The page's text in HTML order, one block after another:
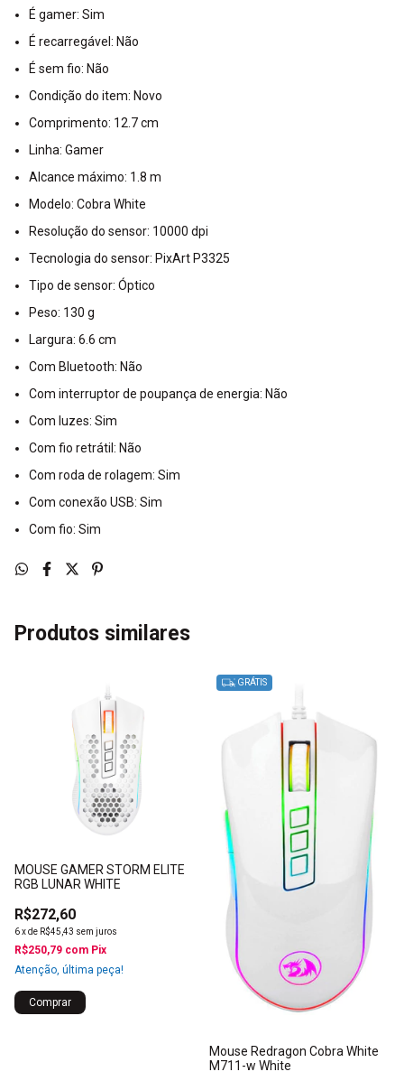
É gamer: Sim
É recarregável: Não
É sem fio: Não
Condição do item: Novo
Comprimento: 12.7 cm
Linha: Gamer
Alcance máximo: 1.8 m
Modelo: Cobra White
Resolução do sensor: 10000 dpi
Tecnologia do sensor: PixArt P3325
Tipo de sensor: Óptico
Peso: 130 g
Largura: 6.6 cm
Com Bluetooth: Não
Com interruptor de poupança de energia: Não
Com luzes: Sim
Com fio retrátil: Não
Com roda de rolagem: Sim
Com conexão USB: Sim
Com fio: Sim
Produtos similares
MOUSE GAMER STORM ELITE
RGB LUNAR WHITE
R$272,60
6xde R$45,43 sem juros
R$250,79 com Pix
Atenção, última peça!
GRÁTIS
Mouse Redragon Cobra White
M711-w White